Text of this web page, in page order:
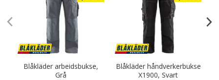
Blåkläder arbeidsbukse,
Grå
Blåkläder håndverkerbukse
X1900, Svart